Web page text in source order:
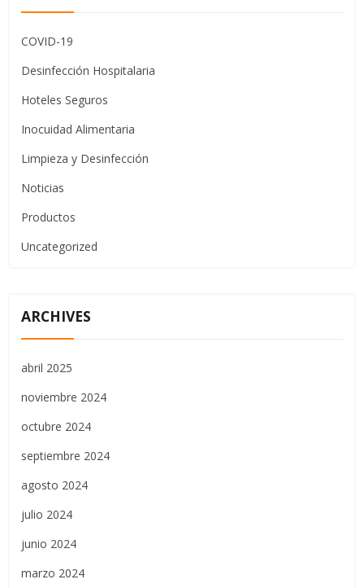
COVID-19
Desinfección Hospitalaria
Hoteles Seguros
Inocuidad Alimentaria
Limpieza y Desinfección
Noticias
Productos
Uncategorized
ARCHIVES
abril 2025
noviembre 2024
octubre 2024
septiembre 2024
agosto 2024
julio 2024
junio 2024
marzo 2024